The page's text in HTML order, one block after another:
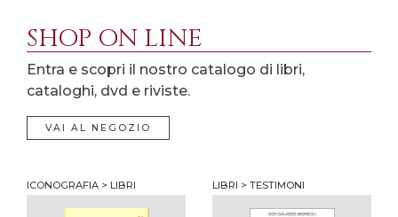
SHOP ON LINE
Entra e scopri il nostro catalogo di libri,
cataloghi, dvd e riviste.
VAI AL NEGOZIO
ICONOGRAFIA > LIBRI LIBRI > TESTIMONI